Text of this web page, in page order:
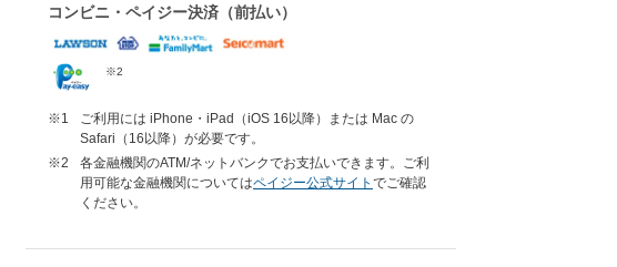
コンビニ・ペイジー決済（前払い）
※2
※1
ご利用には iPhone・iPad（iOS 16以降）または Mac の
Safari（16以降）が必要です。
※2
各金融機関のATM/ネットバンクでお支払いできます。ご利
用可能な金融機関についてはペイジー公式サイト でご確認
ください。